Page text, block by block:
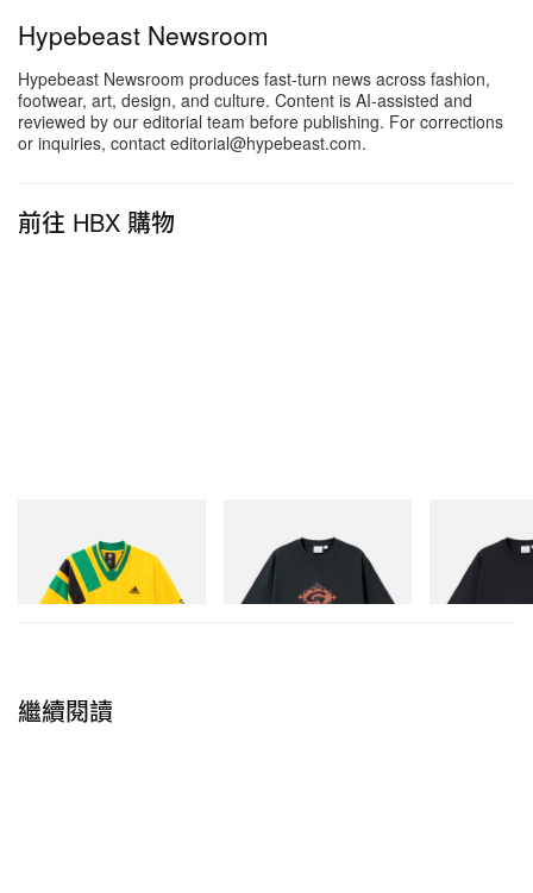
或挑戰全新的反派視角劇情任務。額外內容還包括
服裝，另追加 5 件 Batcave 新物件以及一台全新
Batmobile。
統與紮實的漫畫世界觀，早已樹立闔家向動作遊戲的
「Mayhem」更新。
Hypebeast Newsroom
Hypebeast Newsroom produces fast-turn news across fashion,
footwear, art, design, and culture. Content is AI-assisted and
reviewed by our editorial team before publishing. For corrections
or inquiries, contact editorial@hypebeast.com.
前往 HBX 購物
Adidas Originals X Brain
Dead Disney Football Jersey
立即購入
Flame Tee
立即購入
One Point
立即購入
繼續閱讀